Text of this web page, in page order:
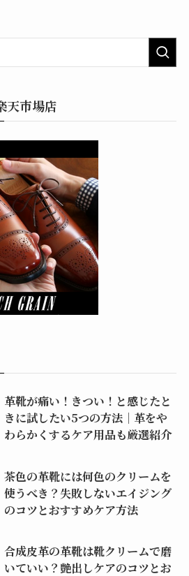
天市場店
革靴が痛い！きつい！と感じたと
きに試したい5つの方法｜革をや
わらかくするケア用品も厳選紹介
茶色の革靴には何色のクリームを
使うべき？失敗しないエイジング
のコツとおすすめケア方法
合成皮革の革靴は靴クリームで磨
いていい？艶出しケアのコツとお